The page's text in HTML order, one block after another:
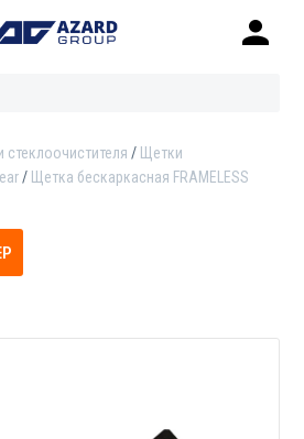
стеклоочистителя
Щетки
Щетка бескаркасная FRAMELESS